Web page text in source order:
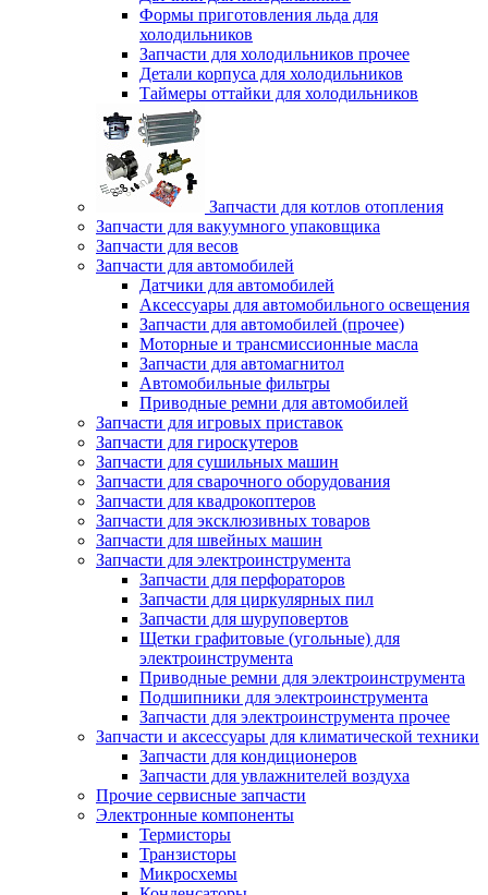
Формы приготовления льда для
холодильников
Запчасти для холодильников прочее
Детали корпуса для холодильников
Таймеры оттайки для холодильников
Запчасти для котлов отопления
Запчасти для вакуумного упаковщика
Запчасти для весов
Запчасти для автомобилей
Датчики для автомобилей
Аксессуары для автомобильного освещения
Запчасти для автомобилей (прочее)
Моторные и трансмиссионные масла
Запчасти для автомагнитол
Автомобильные фильтры
Приводные ремни для автомобилей
Запчасти для игровых приставок
Запчасти для гироскутеров
Запчасти для сушильных машин
Запчасти для сварочного оборудования
Запчасти для квадрокоптеров
Запчасти для эксклюзивных товаров
Запчасти для швейных машин
Запчасти для электроинструмента
Запчасти для перфораторов
Запчасти для циркулярных пил
Запчасти для шуруповертов
Щетки графитовые (угольные) для
электроинструмента
Приводные ремни для электроинструмента
Подшипники для электроинструмента
Запчасти для электроинструмента прочее
Запчасти и аксессуары для климатической техники
Запчасти для кондиционеров
Запчасти для увлажнителей воздуха
Прочие сервисные запчасти
Электронные компоненты
Термисторы
Транзисторы
Микросхемы